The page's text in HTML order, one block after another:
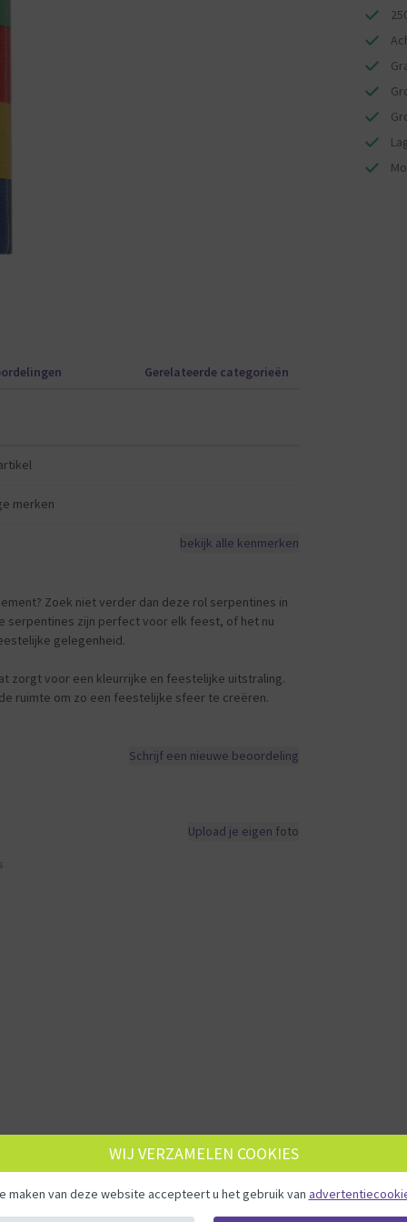
Gerelateerde categorieën
merken
bekijk alle kenmerken
Zoek niet verder dan deze rol serpentines in
serpentines zijn perfect voor elk feest, of het nu
gelegenheid.
zorgt voor een kleurrijke en feestelijke uitstraling.
ruimte om zo een feestelijke sfeer te creëren.
Schrijf een nieuwe beoordeling
Upload je eigen foto
WIJ VERZAMELEN COOKIES
maken van deze website accepteert u het gebruik van